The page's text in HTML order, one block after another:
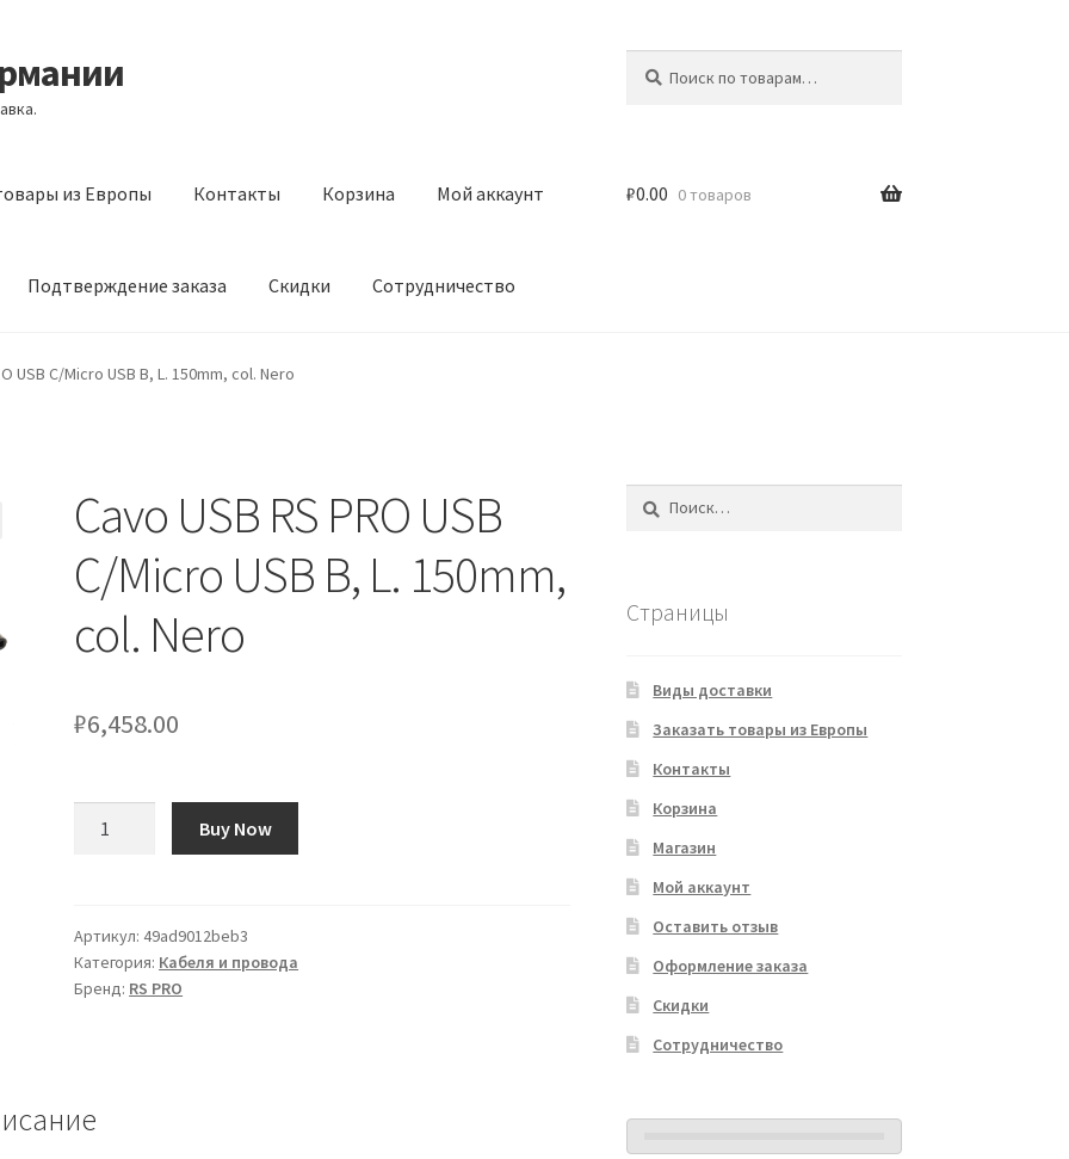
из Европы Контакты Корзина Мой аккаунт
Подтверждение заказа Скидки Сотрудничество
Европы Контакты Корзина Мой аккаунт
₽0.00 0 товаров
USB C/Micro USB B, L. 150mm, col. Nero
Cavo USB RS PRO USB
C/Micro USB B, L. 150mm,
col. Nero
₽6,458.00
RS
PRO
USB
L.
Buy Now
Артикул:49ad9012beb3
Категория: Кабеля и провода
Бренд: RS PRO
Страницы
Виды доставки
Заказать товары из Европы
Контакты
Корзина
Магазин
Мой аккаунт
Оставить отзыв
Оформление заказа
Скидки
Сотрудничество